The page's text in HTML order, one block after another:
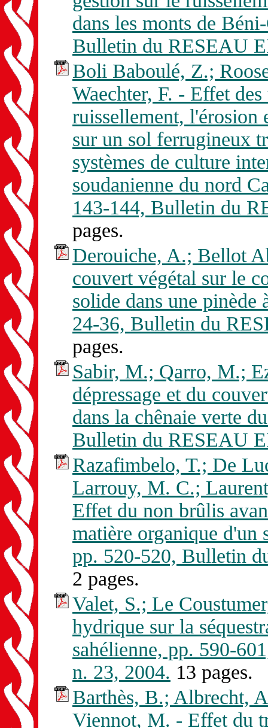
dans les monts de
Bulletin du RESEAU
Boli Baboulé, Z.;
Waechter, F. - Effet
ruissellement, l'érosion
sur un sol ferrugineux
systèmes de culture
soudanienne du nord
143-144, Bulletin du
pages.
Derouiche, A.; Bellot
couvert végétal sur le
solide dans une pinède
24-36, Bulletin du
pages.
Sabir, M.; Qarro, M.;
dépressage et du
dans la chênaie verte
Bulletin du RESEAU
Razafimbelo, T.; De
Larrouy, M. C.;
Effet du non brûlis
matière organique
pp. 520-520, Bulletin
2 pages.
Valet, S.; Le
hydrique sur la
sahélienne, pp. 590-
n. 23, 2004. 13 pages.
Barthès, B.; Albrecht,
Viennot, M. - Effet du